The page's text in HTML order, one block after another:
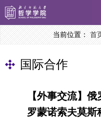
当前位置：首
国际合作
【外事交流】
罗蒙诺索夫莫斯